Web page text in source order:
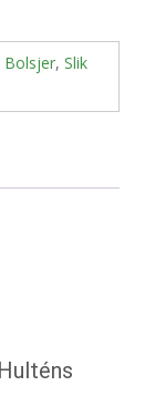
Bolsjer, Slik